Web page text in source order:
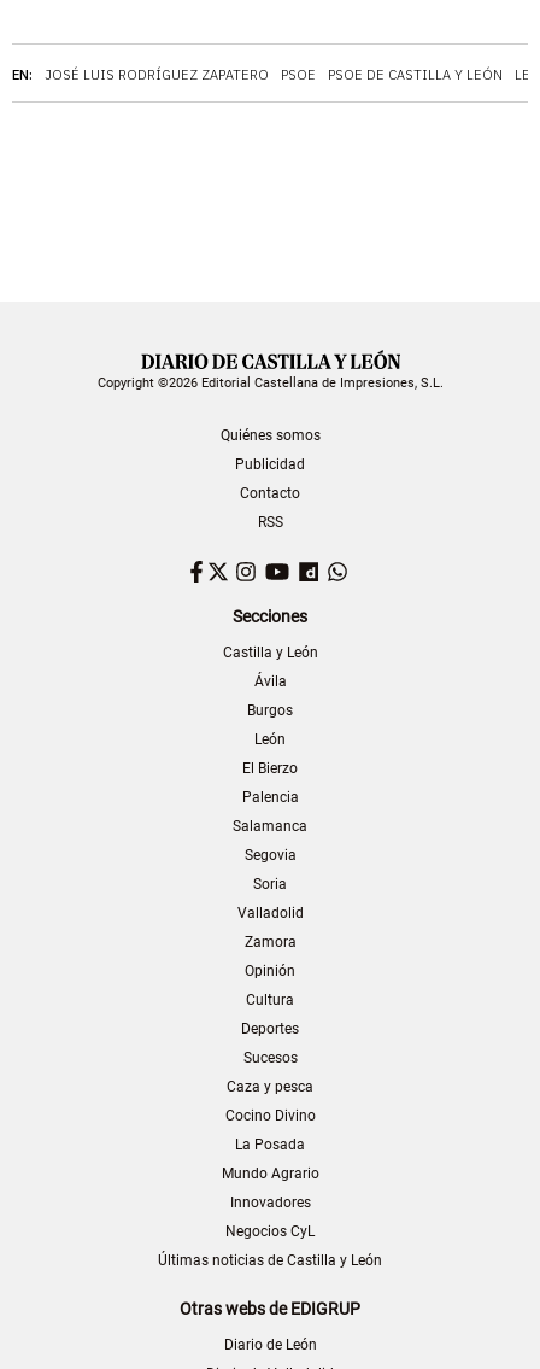
EN: JOSÉ LUIS RODRÍGUEZ ZAPATERO PSOE PSOE DE CASTILLA Y LEÓN
Copyright ©2026 Editorial Castellana de Impresiones, S.L.
Quiénes somos
Publicidad
Contacto
RSS
Facebook
TwitterInstagram
YouTubeDailymotion
Secciones
Castilla y León
Ávila
Burgos
León
El Bierzo
Palencia
Salamanca
Segovia
Soria
Valladolid
Zamora
Opinión
Cultura
Deportes
Sucesos
Caza y pesca
Cocino Divino
La Posada
Mundo Agrario
Innovadores
Negocios CyL
Últimas noticias de Castilla y León
Otras webs de EDIGRUP
Diario de León